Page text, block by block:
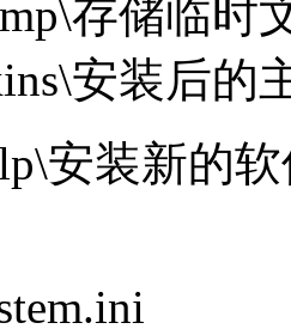
存储临
安装后的
安装新的